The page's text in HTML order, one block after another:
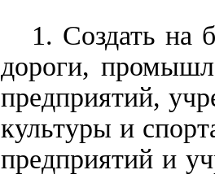
1. Создать на
дороги,
предприятий,
культуры и
предприятий и